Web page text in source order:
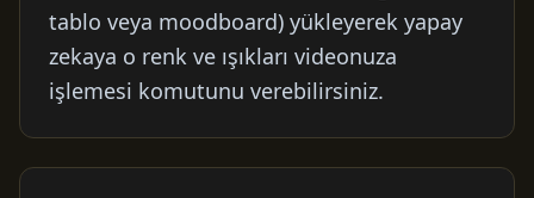
tablo veya moodboard) yükleyerek yapay
zekaya o renk ve ışıkları videonuza
işlemesi komutunu verebilirsiniz.